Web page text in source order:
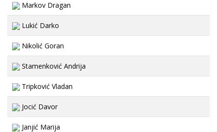
Markov Dragan
Lukić Darko
Nikolić Goran
Stamenković Andrija
Tripković Vladan
Jocić Davor
Janjić Marija